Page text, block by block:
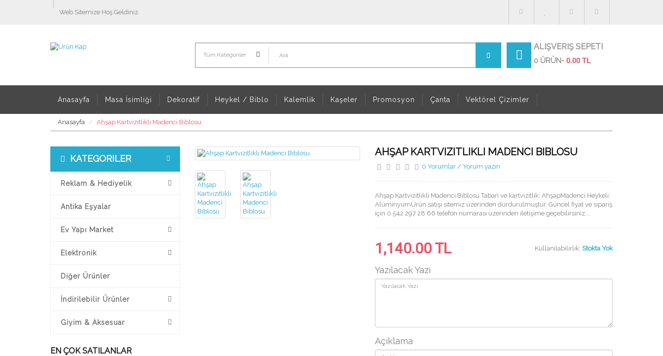
Web Sitemize Hoş Geldiniz.
Tüm Kategoriler
ALIŞVERIŞ SEPETI
0 ÜRÜN- 0.00 TL
Anasayfa Masa İsimliği Dekoratif Heykel / Biblo Kalemlik Kaşeler Promosyon Çanta Vektörel Çizimler
Anasayfa Ahşap Kartvizitlikli Madenci Biblosu
KATEGORILER
Reklam & Hediyelik
Antika Eşyalar
Ev Yapı Market
Elektronik
Diğer Ürünler
İndirilebilir Ürünler
Giyim & Aksesuar
EN ÇOK SATILANLAR
AHŞAP KARTVIZITLIKLI MADENCI BIBLOSU
0 Yorumlar /Yorum yazın
Ahşap Kartvizitlikli Madenci Biblosu Taban ve kartvizitlik: AhşapMadenci Heykeli:
AlüminyumÜrün satışı sitemiz üzerinden durdurulmuştur. Güncel fiyat ve sipariş
için 0.542 297 28 66 telefon numarası üzerinden iletişime geçebilirsiniz....
1,140.00 TL Kullanılabilirlik: Stokta Yok
Yazılacak Yazı
Açıklama